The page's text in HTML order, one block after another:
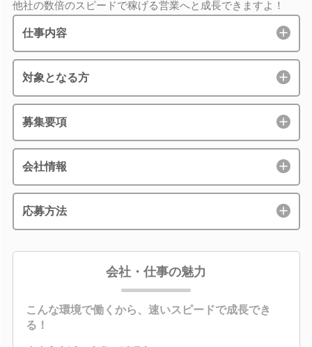
他社の数倍のスピードで稼げる営業へと成長できますよ！
仕事内容
対象となる方
募集要項
会社情報
応募方法
会社・仕事の魅力
こんな環境で働くから、速いスピードで成長でき
る！